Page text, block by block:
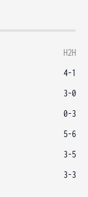
H2H
4-1
3-0
0-3
5-6
3-5
3-3